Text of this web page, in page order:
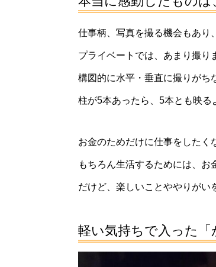
仕事柄、写真を撮る機会もあり
プライベートでは、あまり撮り
構図的に水平・垂直に撮りがち
柱が5本あったら、5本とも映る
お金のためだけに仕事をしたく
もちろん生活するためには、お
だけど、楽しいことややりがい
軽い気持ちで入った「